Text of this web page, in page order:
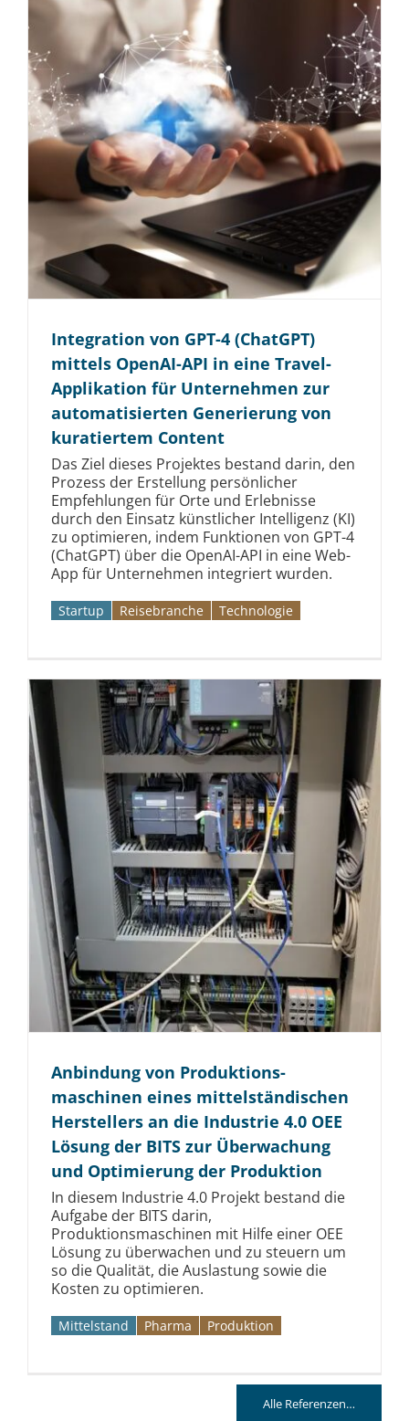
Integration von GPT-4 (ChatGPT)
mittels OpenAI-API in eine Travel-
Applikation für Unternehmen zur
automatisierten Generierung von
kuratiertem Content
Das Ziel dieses Projektes bestand darin, den
Prozess der Erstellung persönlicher
Empfehlungen für Orte und Erlebnisse
durch den Einsatz künstlicher Intelligenz (KI)
zu optimieren, indem Funktionen von GPT-4
(ChatGPT) über die OpenAI-API in eine Web-
App für Unternehmen integriert wurden.
Startup Reise­branche Technologie
Anbindung von Produktions­
maschinen eines mittelständischen
Herstellers an die Industrie 4.0 OEE
Lösung der BITS zur Überwachung
und Optimierung der Produktion
In diesem Industrie 4.0 Projekt bestand die
Aufgabe der BITS darin,
Produktionsmaschinen mit Hilfe einer OEE
Lösung zu überwachen und zu steuern um
so die Qualität, die Auslastung sowie die
Kosten zu optimieren.
Mittelstand Pharma Produktion
Alle Referenzen…